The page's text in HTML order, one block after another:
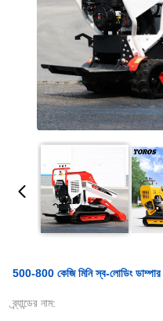
500-800 কেজি মিনি স্ব-লোডিং ডাম্পার
ব্র্যান্ডের নাম: